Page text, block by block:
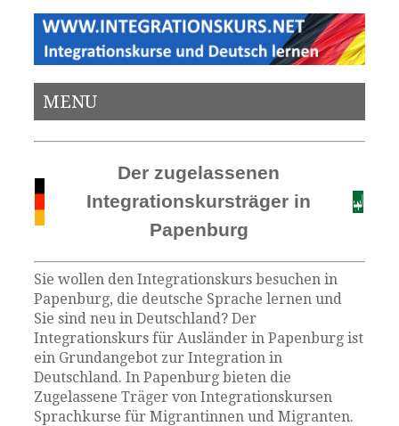
MENU
Der zugelassenen
Integrationskursträger in
Papenburg
Sie wollen den Integrationskurs besuchen in
Papenburg, die deutsche Sprache lernen und
Sie sind neu in Deutschland? Der
Integrationskurs für Ausländer in Papenburg ist
ein Grundangebot zur Integration in
Deutschland. In Papenburg bieten die
Zugelassene Träger von Integrationskursen
Sprachkurse für Migrantinnen und Migranten.